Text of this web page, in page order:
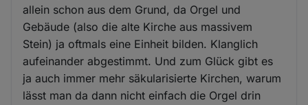
allein schon aus dem Grund, da Orgel und
Gebäude (also die alte Kirche aus massivem
Stein) ja oftmals eine Einheit bilden. Klanglich
aufeinander abgestimmt. Und zum Glück gibt es
ja auch immer mehr säkularisierte Kirchen, warum
lässt man da dann nicht einfach die Orgel drin